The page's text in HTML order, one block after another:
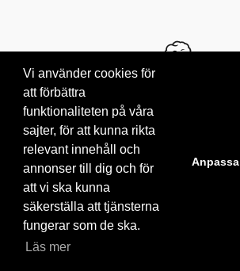
© 2012-2026 Brainville AB
Villkor för tjänsten
Cookies
Vi använder cookies för
att förbättra
funktionaliteten på våra
sajter, för att kunna rikta
relevant innehåll och
annonser till dig och för
att vi ska kunna
säkerställa att tjänsterna
fungerar som de ska.
Läs mer
Anpassa